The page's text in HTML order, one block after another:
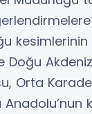
kesimlerinin
Doğu
Orta